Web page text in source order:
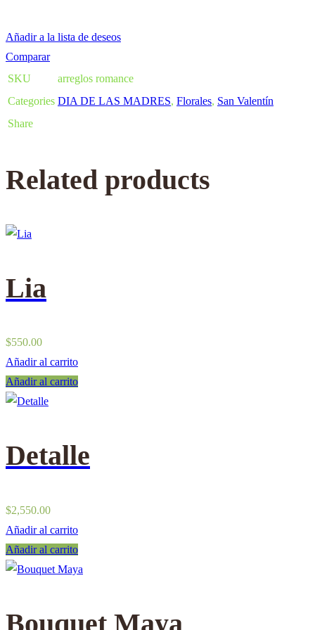
Añadir a la lista de deseos
Comparar
SKU
arreglos romance
Categories DIA DE LAS MADRES, Florales, San Valentín
Share
Related products
Lia
$550.00
Añadir al carrito
Añadir al carrito
Detalle
$2,550.00
Añadir al carrito
Añadir al carrito
Bouquet Maya